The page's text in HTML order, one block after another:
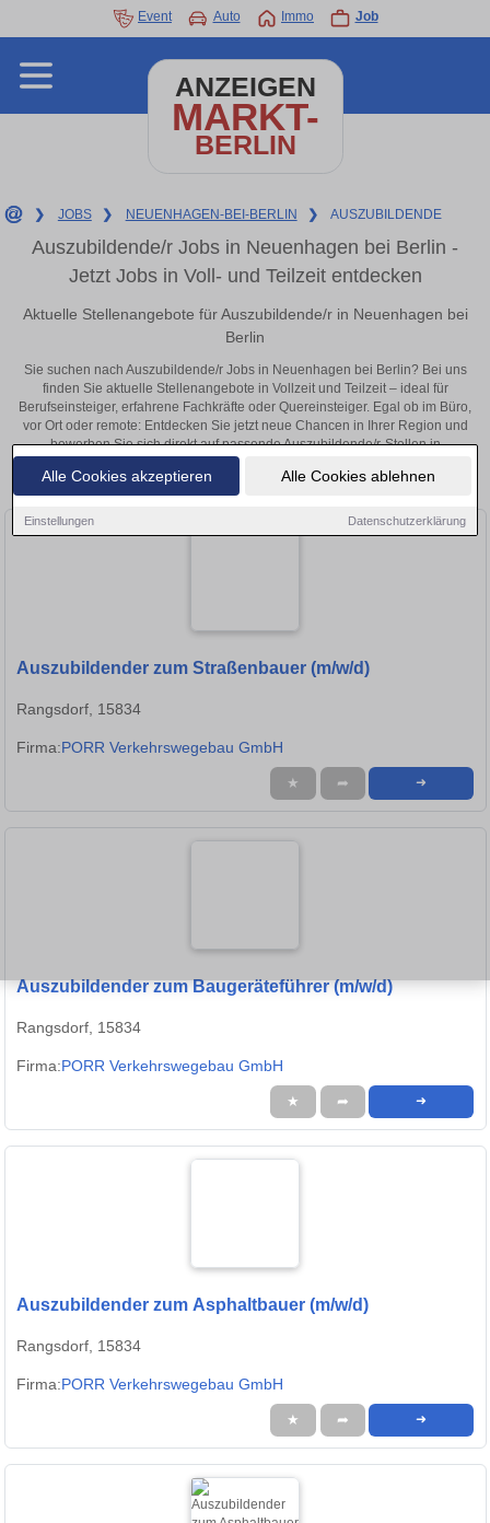
Alle Cookies akzeptieren Alle Cookies ablehnen
Einstellungen Datenschutzerklärung
Event Auto Immo Job
ANZEIGEN
MARKT-
BERLIN
❯ JOBS ❯ NEUENHAGEN-BEI-BERLIN ❯ AUSZUBILDENDE
Auszubildende/r Jobs in Neuenhagen bei Berlin -
Jetzt Jobs in Voll- und Teilzeit entdecken
Aktuelle Stellenangebote für Auszubildende/r in Neuenhagen bei
Berlin
Sie suchen nach Auszubildende/r Jobs in Neuenhagen bei Berlin? Bei uns
finden Sie aktuelle Stellenangebote in Vollzeit und Teilzeit – ideal für
Berufseinsteiger, erfahrene Fachkräfte oder Quereinsteiger. Egal ob im Büro,
vor Ort oder remote: Entdecken Sie jetzt neue Chancen in Ihrer Region und
bewerben Sie sich direkt auf passende Auszubildende/r-Stellen in
Neuenhagen bei Berlin!
Auszubildender zum Straßenbauer (m/w/d)
Rangsdorf, 15834
Firma:PORR Verkehrswegebau GmbH
★ ➦ ➜
Auszubildender zum Baugeräteführer (m/w/d)
Rangsdorf, 15834
Firma:PORR Verkehrswegebau GmbH
★ ➦ ➜
Auszubildender zum Asphaltbauer (m/w/d)
Rangsdorf, 15834
Firma:PORR Verkehrswegebau GmbH
★ ➦ ➜